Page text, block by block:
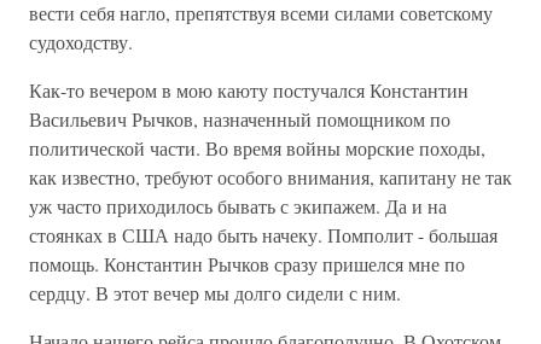
вести себя нагло, препятствуя всеми силами советскому
судоходству.
Как-то вечером в мою каюту постучался Константин
Васильевич Рычков, назначенный помощником по
политической части. Во время войны морские походы,
как известно, требуют особого внимания, капитану не так
уж часто приходилось бывать с экипажем. Да и на
стоянках в США надо быть начеку. Помполит - большая
помощь. Константин Рычков сразу пришелся мне по
сердцу. В этот вечер мы долго сидели с ним.